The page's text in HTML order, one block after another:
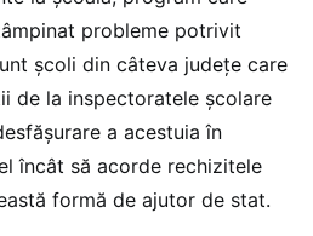
probleme potrivit
școli din câteva județe care
de la inspectoratele școlare
a acestuia în
încât să acorde rechizitele
formă de ajutor de stat.